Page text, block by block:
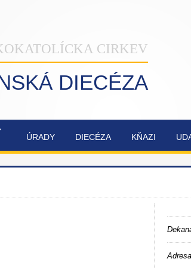
CIRKEV
DIECÉZA
ÚRADY DIECÉZA KŇAZI
NAŠA
OBNOVA
TROJICE